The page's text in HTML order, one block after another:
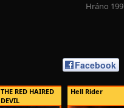
Hráno
Facebook
THE RED HAIRED
DEVIL
Hell Rider